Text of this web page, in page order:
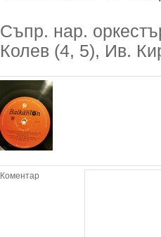
Съпр. нар.
Колев (4, 5), Ив.
Коментар